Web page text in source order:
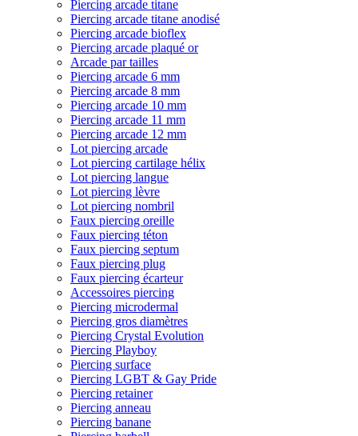
Piercing arcade titane
Piercing arcade titane anodisé
Piercing arcade bioflex
Piercing arcade plaqué or
Arcade par tailles
Piercing arcade 6 mm
Piercing arcade 8 mm
Piercing arcade 10 mm
Piercing arcade 11 mm
Piercing arcade 12 mm
Lot piercing arcade
Lot piercing cartilage hélix
Lot piercing langue
Lot piercing lèvre
Lot piercing nombril
Faux piercing oreille
Faux piercing téton
Faux piercing septum
Faux piercing plug
Faux piercing écarteur
Accessoires piercing
Piercing microdermal
Piercing gros diamètres
Piercing Crystal Evolution
Piercing Playboy
Piercing surface
Piercing LGBT & Gay Pride
Piercing retainer
Piercing anneau
Piercing banane